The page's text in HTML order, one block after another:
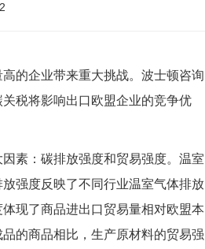
的企业带来重大挑战。波士顿咨询
税将影响出口欧盟企业的竞争优
素：碳排放强度和贸易强度。温室
强度反映了不同行业温室气体排放
现了商品进出口贸易量相对欧盟本
的商品相比，生产原材料的贸易强